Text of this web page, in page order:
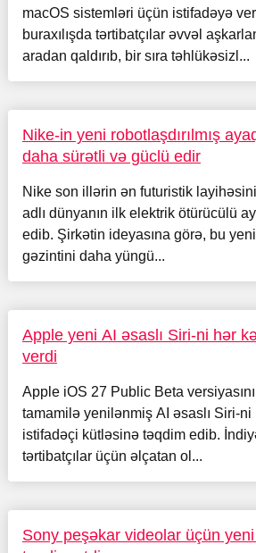
macOS sistemləri üçün istifadəyə
buraxılışda tərtibatçılar əvvəl
aradan qaldırıb, bir sıra təhlükəsizl...
Nike-in yeni robotlaşdırılmış
daha sürətli və güclü edir
Nike son illərin ən futuristik
adlı dünyanın ilk elektrik ötürücülü
edib. Şirkətin ideyasına görə, bu
gəzintini daha yüngü...
Apple yeni AI əsaslı Siri-ni hər
verdi
Apple iOS 27 Public Beta
tamamilə yenilənmiş AI əsaslı Siri-
istifadəçi kütləsinə təqdim edib.
tərtibatçılar üçün əlçatan ol...
Sony peşəkar videolar üçün yeni